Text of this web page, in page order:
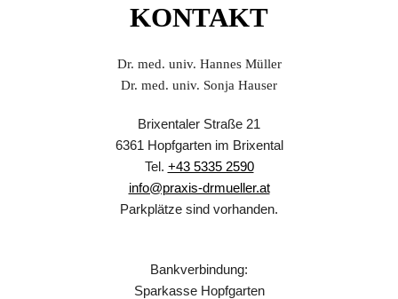
KONTAKT
Dr. med. univ. Hannes Müller
Dr. med. univ. Sonja Hauser
Brixentaler Straße 21
6361 Hopfgarten im Brixental
Tel. +43 5335 2590
info@praxis-drmueller.at
Parkplätze sind vorhanden.
Bankverbindung:
Sparkasse Hopfgarten